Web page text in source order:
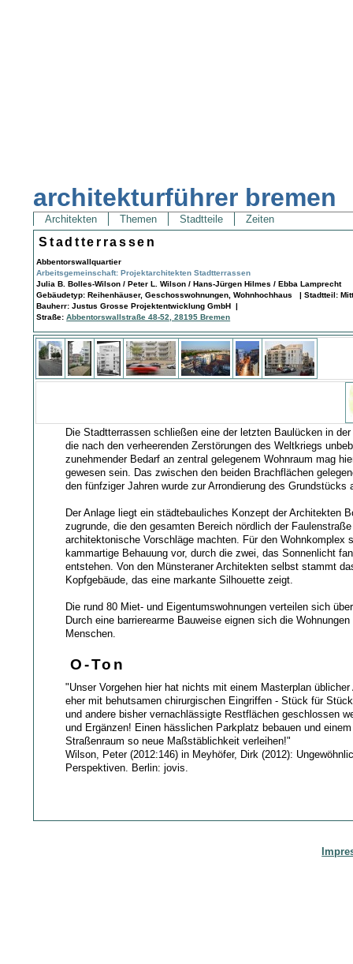
architekturführer bremen
Architekten Themen Stadtteile Zeiten
Stadtterrassen
Abbentorswallquartier
Arbeitsgemeinschaft: Projektarchitekten Stadtterrassen
Julia B. Bolles-Wilson / Peter L. Wilson / Hans-Jürgen Hilmes / Ebba Lamprecht
Gebäudetyp: Reihenhäuser, Geschosswohnungen, Wohnhochhaus | Stadtteil:
Bauherr: Justus Grosse Projektentwicklung GmbH |
Straße:Abbentorswallstraße 48-52, 28195 Bremen
Die Stadtterrassen schließen eine der letzten Baulücken in
die nach den verheerenden Zerstörungen des Weltkriegs
zunehmender Bedarf an zentral gelegenem Wohnraum mag
gewesen sein. Das zwischen den beiden Brachflächen
den fünfziger Jahren wurde zur Arrondierung des Grundstücks
Der Anlage liegt ein städtebauliches Konzept der Architekten
zugrunde, die den gesamten Bereich nördlich der
architektonische Vorschläge machten. Für den Wohnkomplex
kammartige Behauung vor, durch die zwei, das Sonnenlicht
entstehen. Von den Münsteraner Architekten selbst stammt
Kopfgebäude, das eine markante Silhouette zeigt.
Die rund 80 Miet- und Eigentumswohnungen verteilen sich
Durch eine barrierearme Bauweise eignen sich die
Menschen.
O-Ton
"Unser Vorgehen hier hat nichts mit einem Masterplan
eher mit behutsamen chirurgischen Eingriffen - Stück für
und andere bisher vernachlässigte Restflächen geschlossen
und Ergänzen! Einen hässlichen Parkplatz bebauen und
Straßenraum so neue Maßstäblichkeit verleihen!"
Wilson, Peter (2012:146) in Meyhöfer, Dirk (2012):
Perspektiven. Berlin: jovis.